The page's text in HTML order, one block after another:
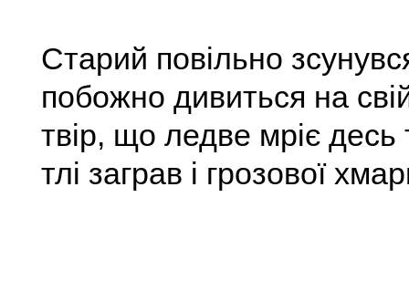
Старий повільно
побожно дивиться на
твір, що ледве мріє десь
тлі заграв і грозової